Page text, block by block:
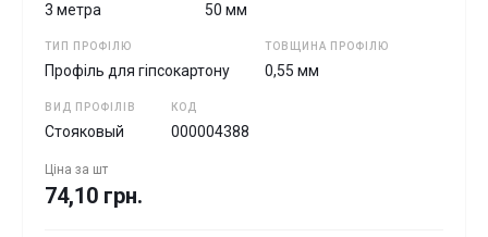
3 метра 50 мм
ТИП ПРОФІЛЮ
Профіль для гіпсокартону
ТОВЩИНА ПРОФІЛЮ
0,55 мм
ВИД ПРОФІЛІВ
Стояковый
КОД
000004388
Ціна за шт
74,10 грн.